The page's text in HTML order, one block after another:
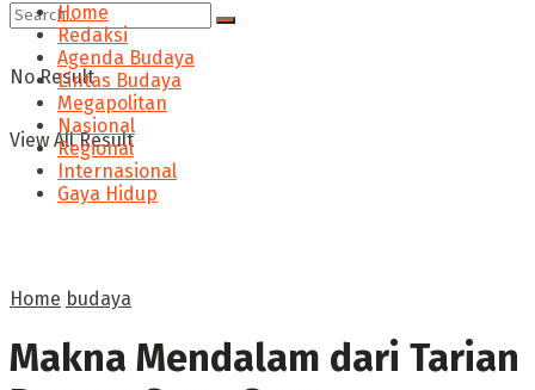
No Result
View All Result
Home
Redaksi
Agenda Budaya
Lintas Budaya
Megapolitan
Nasional
Regional
Internasional
Gaya Hidup
Home budaya
Makna Mendalam dari Tarian